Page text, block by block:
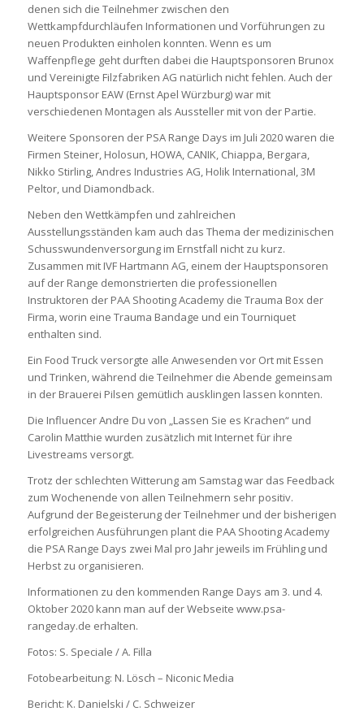
denen sich die Teilnehmer zwischen den
Wettkampfdurchläufen Informationen und Vorführungen zu
neuen Produkten einholen konnten. Wenn es um
Waffenpflege geht durften dabei die Hauptsponsoren Brunox
und Vereinigte Filzfabriken AG natürlich nicht fehlen. Auch der
Hauptsponsor EAW (Ernst Apel Würzburg) war mit
verschiedenen Montagen als Aussteller mit von der Partie.
Weitere Sponsoren der PSA Range Days im Juli 2020 waren die
Firmen Steiner, Holosun, HOWA, CANIK, Chiappa, Bergara,
Nikko Stirling, Andres Industries AG, Holik International, 3M
Peltor, und Diamondback.
Neben den Wettkämpfen und zahlreichen
Ausstellungsständen kam auch das Thema der medizinischen
Schusswundenversorgung im Ernstfall nicht zu kurz.
Zusammen mit IVF Hartmann AG, einem der Hauptsponsoren
auf der Range demonstrierten die professionellen
Instruktoren der PAA Shooting Academy die Trauma Box der
Firma, worin eine Trauma Bandage und ein Tourniquet
enthalten sind.
Ein Food Truck versorgte alle Anwesenden vor Ort mit Essen
und Trinken, während die Teilnehmer die Abende gemeinsam
in der Brauerei Pilsen gemütlich ausklingen lassen konnten.
Die Influencer Andre Du von „Lassen Sie es Krachen“ und
Carolin Matthie wurden zusätzlich mit Internet für ihre
Livestreams versorgt.
Trotz der schlechten Witterung am Samstag war das Feedback
zum Wochenende von allen Teilnehmern sehr positiv.
Aufgrund der Begeisterung der Teilnehmer und der bisherigen
erfolgreichen Ausführungen plant die PAA Shooting Academy
die PSA Range Days zwei Mal pro Jahr jeweils im Frühling und
Herbst zu organisieren.
Informationen zu den kommenden Range Days am 3. und 4.
Oktober 2020 kann man auf der Webseite www.psa-
rangeday.de erhalten.
Fotos: S. Speciale / A. Filla
Fotobearbeitung: N. Lösch – Niconic Media
Bericht: K. Danielski / C. Schweizer